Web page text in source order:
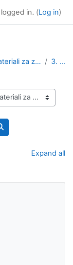
in. (Log in)
Obnovljivi materiali za zdrava grajena okolja (3. ... 3. stopnja
Search courses
Expand all